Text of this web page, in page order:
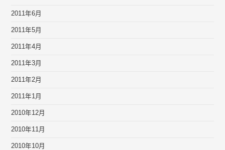
2011年6月
2011年5月
2011年4月
2011年3月
2011年2月
2011年1月
2010年12月
2010年11月
2010年10月